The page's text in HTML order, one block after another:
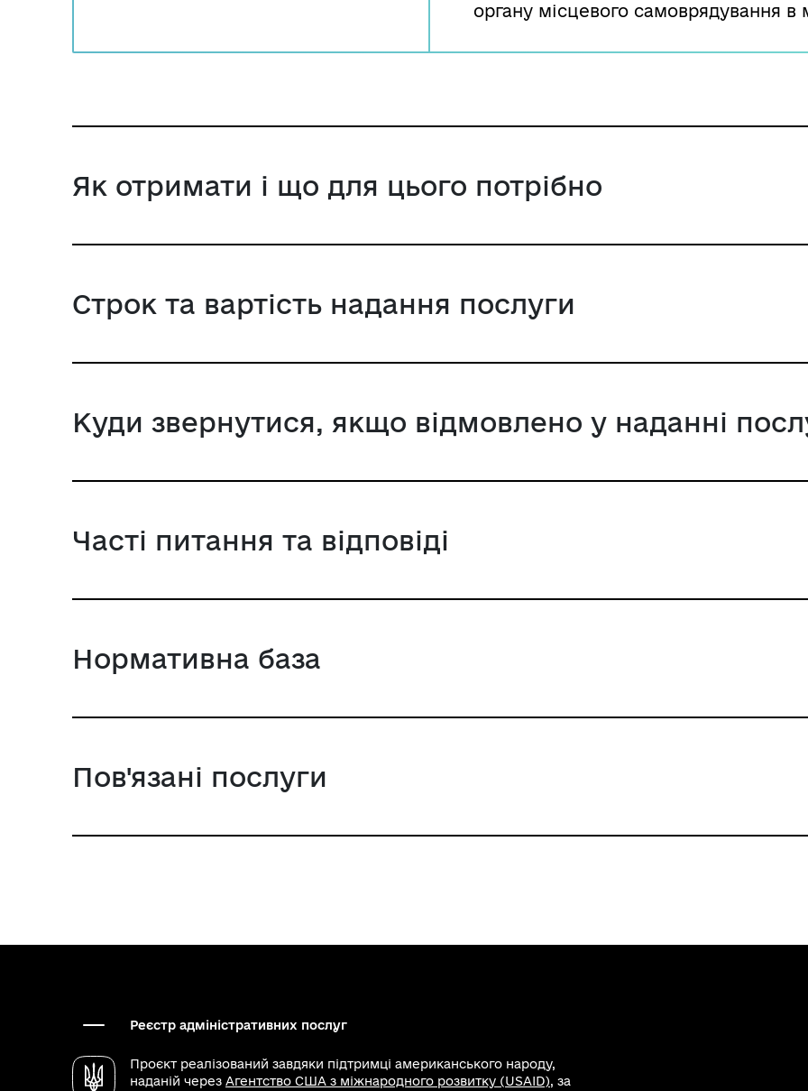
органу місцевого самоврядування в
Як отримати і що для цього потрібно
Строк та вартість надання послуги
Куди звернутися, якщо відмовлено у наданні
Часті питання та відповіді
Нормативна база
Пов'язані послуги
Реєстр адміністративних послуг
Проєкт реалізований завдяки підтримці американського народу,
наданій через Агентство США з міжнародного розвитку (USAID), за